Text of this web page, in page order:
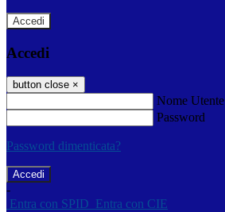
Accedi
Accedi
button close ×
Nome Utente
Password
Password dimenticata?
-
Entra con SPID Entra con CIE